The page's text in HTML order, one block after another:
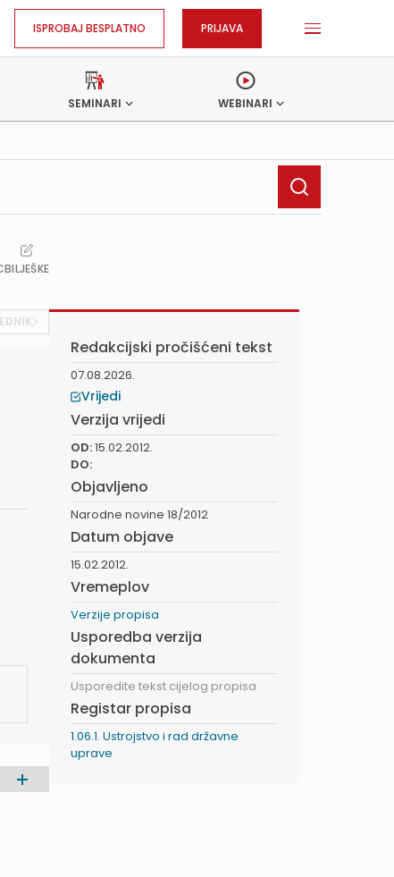
ISPROBAJ BESPLATNO PRIJAVA
SEMINARI WEBINARI
BILJEŠKE
Redakcijski pročišćeni tekst
07.08.2026.
Vrijedi
Verzija vrijedi
OD:15.02.2012.
DO:
Objavljeno
Narodne novine 18/2012
Datum objave
15.02.2012.
Vremeplov
Verzije propisa
Usporedba verzija
dokumenta
Usporedite tekst cijelog propisa
Registar propisa
1.06.1. Ustrojstvo i rad državne
uprave